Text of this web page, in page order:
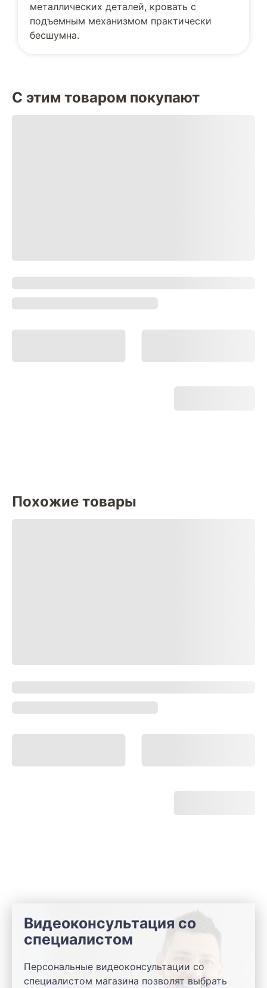
металлических деталей, кровать с
подъемным механизмом практически
бесшумна.
С этим товаром покупают
Похожие товары
Видеоконсультация со
специалистом
Персональные видеоконсультации со
специалистом магазина позволят выбрать